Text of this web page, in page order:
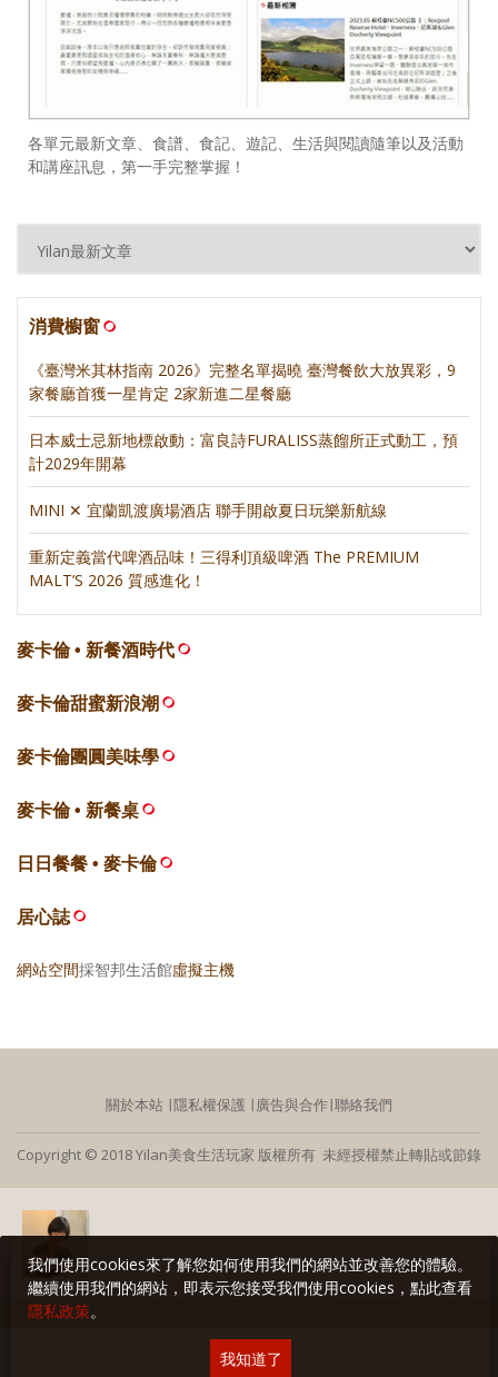
各單元最新文章、食譜、食記、遊記、生活與閱讀隨筆以及活動
和講座訊息，第一手完整掌握！
消費櫥窗
《臺灣米其林指南 2026》完整名單揭曉 臺灣餐飲大放異彩，9
家餐廳首獲一星肯定 2家新進二星餐廳
日本威士忌新地標啟動：富良詩FURALISS蒸餾所正式動工，預
計2029年開幕
MINI ✕ 宜蘭凱渡廣場酒店 聯手開啟夏日玩樂新航線
重新定義當代啤酒品味！三得利頂級啤酒 The PREMIUM
MALT’S 2026 質感進化！
麥卡倫 • 新餐酒時代
麥卡倫甜蜜新浪潮
麥卡倫團圓美味學
麥卡倫 • 新餐桌
日日餐餐 • 麥卡倫
居心誌
網站空間採智邦生活館虛擬主機
關於本站 ∣隱私權保護 ∣ 廣告與合作∣聯絡我們
Copyright © 2018 Yilan美食生活玩家 版權所有 未經授權禁止轉貼或節錄
我們使用cookies來了解您如何使用我們的網站並改善您的體驗。
繼續使用我們的網站，即表示您接受我們使用cookies，點此查看
隱私政策。
我知道了